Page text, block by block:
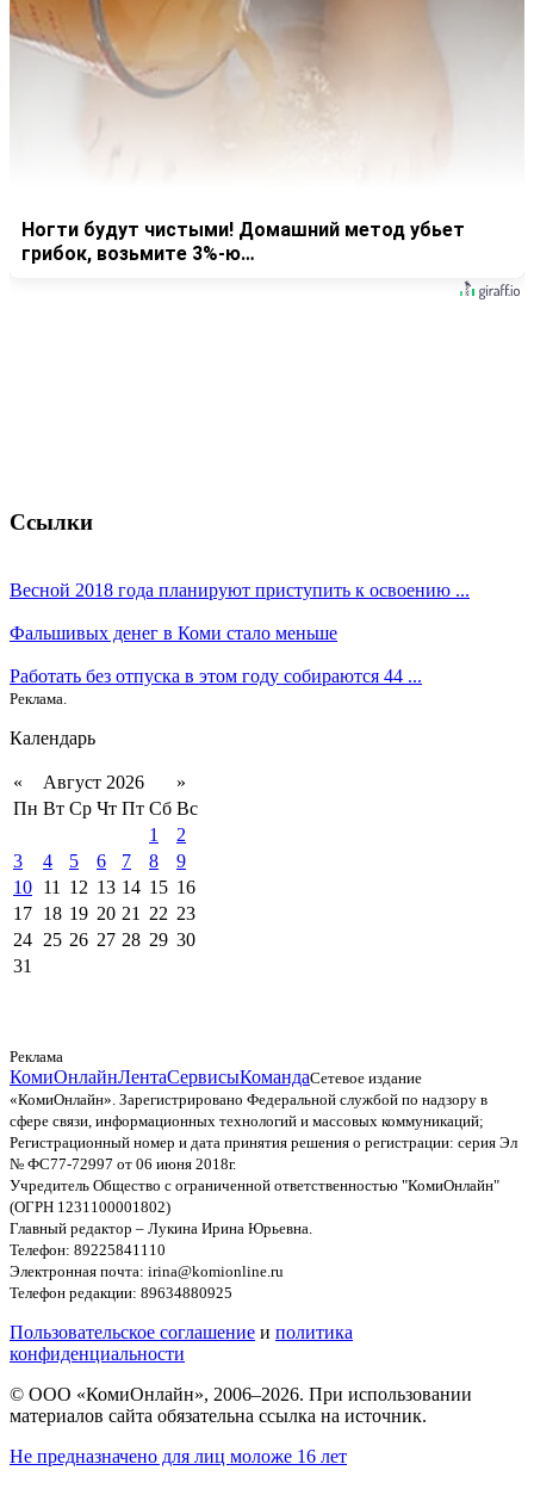
Ногти будут чистыми! Домашний метод убьет
грибок, возьмите 3%-ю…
Ссылки
Весной 2018 года планируют приступить к освоению ...
Фальшивых денег в Коми стало меньше
Работать без отпуска в этом году собираются 44 ...
Реклама.
Календарь
« Август 2026
»
Пн Вт Ср Чт Пт Сб Вс
1
2
3
4 5 6 7 8
9
10 11 12 13 14 15 16
17 18 19 20 21 22 23
24 25 26 27 28 29 30
31
Реклама
КомиОнлайнЛентаСервисыКомандаСетевое издание
«КомиОнлайн». Зарегистрировано Федеральной службой по надзору в
сфере связи, информационных технологий и массовых коммуникаций;
Регистрационный номер и дата принятия решения о регистрации: серия Эл
№ ФС77-72997 от 06 июня 2018г.
Учредитель Общество с ограниченной ответственностью "КомиОнлайн"
(ОГРН 1231100001802)
Главный редактор – Лукина Ирина Юрьевна.
Телефон: 89225841110
Электронная почта: irina@komionline.ru
Телефон редакции: 89634880925
Пользовательское соглашение и политика
конфиденциальности
© ООО «КомиОнлайн», 2006–2026. При использовании
материалов сайта обязательна ссылка на источник.
Не предназначено для лиц моложе 16 лет